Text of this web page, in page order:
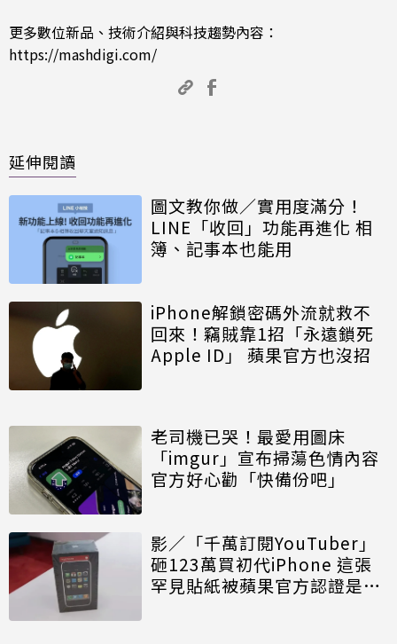
更多數位新品、技術介紹與科技趨勢內容：
https://mashdigi.com/
延伸閱讀
圖文教你做／實用度滿分！
LINE「收回」功能再進化 相
簿、記事本也能用
iPhone解鎖密碼外流就救不
回來！竊賊靠1招「永遠鎖死
Apple ID」 蘋果官方也沒招
老司機已哭！最愛用圖床
「imgur」宣布掃蕩色情內容
官方好心勸「快備份吧」
影／「千萬訂閱YouTuber」
砸123萬買初代iPhone 這張
罕見貼紙被蘋果官方認證是真